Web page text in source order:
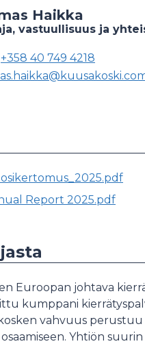
Haikka
vastuullisuus ja
+358 40 749 4218
Report 2025.pdf
Euroopan johtava
kumppani
vahvuus
Yhtiön